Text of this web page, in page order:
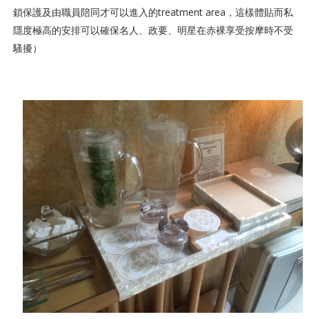
鎖保護及由職員陪同才可以進入的treatment area，這樣體貼而私
隱度極高的安排可以確保名人、政要、明星在赤裸享受按摩時不受
騷擾）